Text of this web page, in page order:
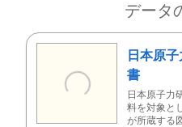
データ
日本原
書
日本原子力
料を対象と
が所蔵する図